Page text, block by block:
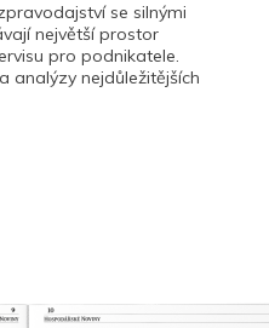
se silnými
největší prostor
pro podnikatele.
analýzy nejdůležitějších